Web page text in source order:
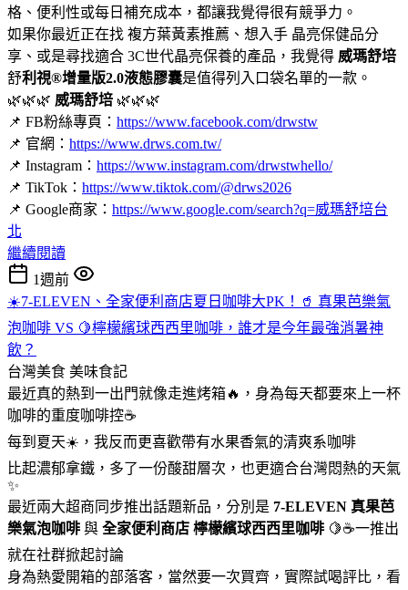
格、便利性或每日補充成本，都讓我覺得很有競爭力。
如果你最近正在找 複方葉黃素推薦、想入手 晶亮保健品分
享、或是尋找適合 3C世代晶亮保養的產品，我覺得 威瑪舒培
舒利視®增量版2.0液態膠囊是值得列入口袋名單的一款。
🌿🌿🌿 威瑪舒培 🌿🌿🌿
📌 FB粉絲專頁： https://www.facebook.com/drwstw
📌 官網： https://www.drws.com.tw/
📌 Instagram： https://www.instagram.com/drwstwhello/
📌 TikTok： https://www.tiktok.com/@drws2026
📌 Google商家： https://www.google.com/search?q=威瑪舒培台
北
繼續閱讀
1週前
☀️7-ELEVEN、全家便利商店夏日咖啡大PK！🥤 真果芭樂氣
泡咖啡 VS 🍋檸檬繽球西西里咖啡，誰才是今年最強消暑神
飲？
台灣美食 美味食記
最近真的熱到一出門就像走進烤箱🔥，身為每天都要來上一杯
咖啡的重度咖啡控☕
每到夏天☀️，我反而更喜歡帶有水果香氣的清爽系咖啡
比起濃郁拿鐵，多了一份酸甜層次，也更適合台灣悶熱的天氣
✨
最近兩大超商同步推出話題新品，分別是 7-ELEVEN 真果芭
樂氣泡咖啡 與 全家便利商店 檸檬繽球西西里咖啡 🍋☕一推出
就在社群掀起討論
身為熱愛開箱的部落客，當然要一次買齊，實際試喝評比，看